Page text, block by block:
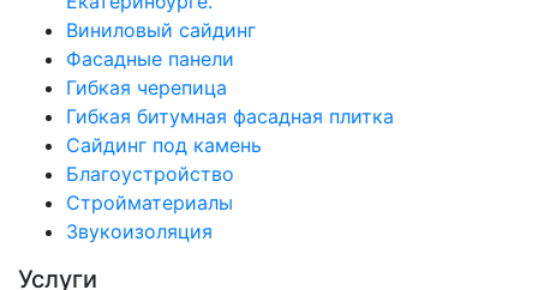
Виниловый сайдинг
Фасадные панели
Гибкая черепица
Гибкая битумная фасадная плитка
Сайдинг под камень
Благоустройство
Стройматериалы
Звукоизоляция
Услуги